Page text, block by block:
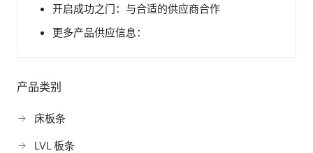
开启成功之门：与合适的供应商合作
更多产品供应信息：
产品类别
床板条
LVL 板条